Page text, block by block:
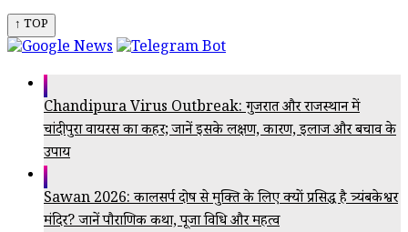
↑ TOP
Chandipura Virus Outbreak: गुजरात और राजस्थान में
चांदीपुरा वायरस का कहर; जानें इसके लक्षण, कारण, इलाज और बचाव के
उपाय
Sawan 2026: कालसर्प दोष से मुक्ति के लिए क्यों प्रसिद्ध है त्र्यंबकेश्वर
मंदिर? जानें पौराणिक कथा, पूजा विधि और महत्व